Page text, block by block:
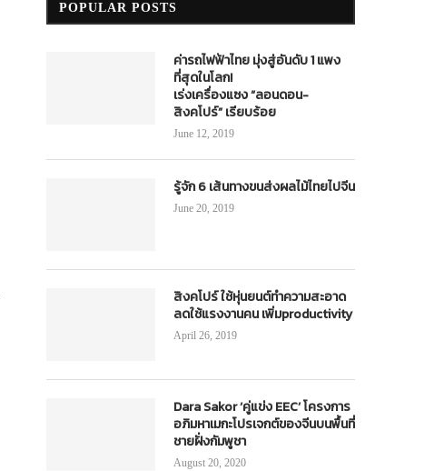
POPULAR POSTS
ค่ารถไฟฟ้าไทย มุ่งสู่อันดับ 1 แพง
ที่สุดในโลก!
เร่งเครื่องแซง “ลอนดอน-
สิงคโปร์” เรียบร้อย
June 12, 2019
รู้จัก 6 เส้นทางขนส่งผลไม้ไทยไปจีน
June 20, 2019
สิงคโปร์ ใช้หุ่นยนต์ทำความสะอาด
ลดใช้แรงงานคน เพิ่มproductivity
April 26, 2019
Dara Sakor ‘คู่แข่ง EEC’ โครงการ
อภิมหาเมกะโปรเจกต์ของจีนบนพื้นที่
ชายฝั่งกัมพูชา
August 20, 2020